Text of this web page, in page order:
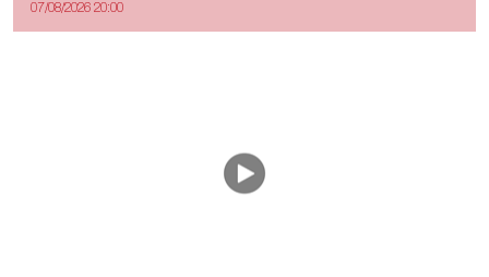
07/08/2026 20:00